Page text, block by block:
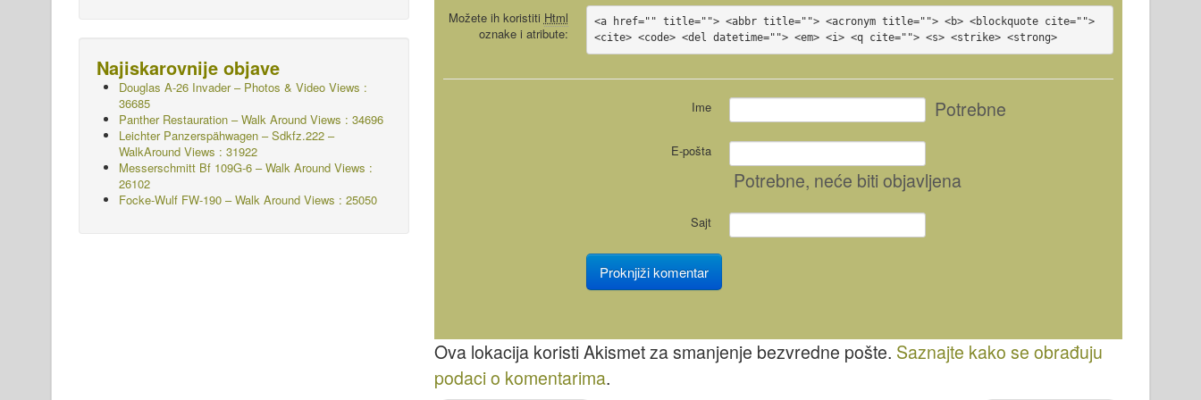
Možete ih koristiti Html
oznake i atribute:
<a href="" title=""> <abbr title=""> <acronym title=""> <b> <blockquote cite="">
<cite> <code> <del datetime=""> <em> <i> <q cite=""> <s> <strike> <strong>
Ime Potrebne
E-pošta
Potrebne, neće biti objavljena
Sajt
Ova lokacija koristi Akismet za smanjenje bezvredne pošte. Saznajte kako se obrađuju
podaci o komentarima.
Najiskarovnije objave
Douglas A-26 Invader – Photos & Video Views :
36685
Panther Restauration – Walk Around Views : 34696
Leichter Panzerspähwagen – Sdkfz.222 –
WalkAround Views : 31922
Messerschmitt Bf 109G-6 – Walk Around Views :
26102
Focke-Wulf FW-190 – Walk Around Views : 25050